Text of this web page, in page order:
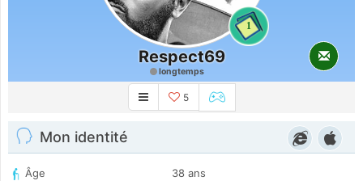
1
Respect69
longtemps
5
Mon identité
Âge
38 ans